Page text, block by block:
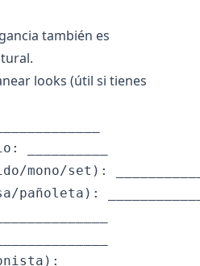
también es
looks (útil si tienes
__________
mono/set):
pañoleta):
______